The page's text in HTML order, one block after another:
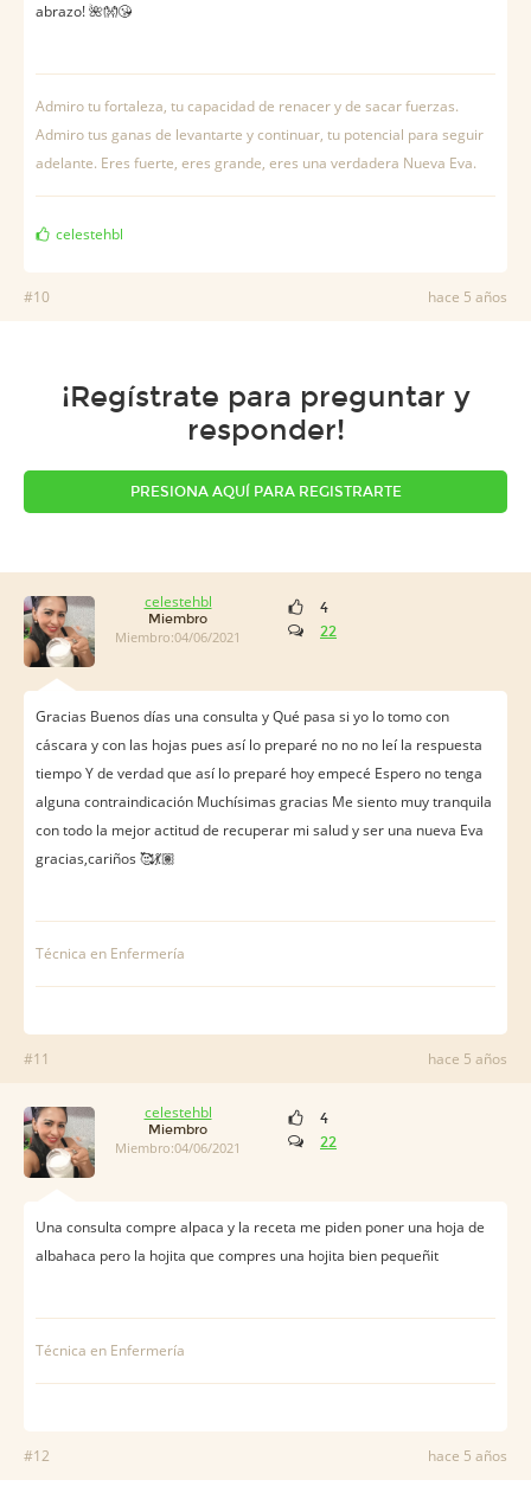
abrazo! 🌺👐😘
Admiro tu fortaleza, tu capacidad de renacer y de sacar fuerzas.
Admiro tus ganas de levantarte y continuar, tu potencial para seguir
adelante. Eres fuerte, eres grande, eres una verdadera Nueva Eva.
celestehbl
#10 hace 5 años
¡Regístrate para preguntar y
responder!
PRESIONA AQUÍ PARA REGISTRARTE
celestehbl
Miembro
Miembro:04/06/2021
4
22
Gracias Buenos días una consulta y Qué pasa si yo lo tomo con
cáscara y con las hojas pues así lo preparé no no no leí la respuesta
tiempo Y de verdad que así lo preparé hoy empecé Espero no tenga
alguna contraindicación Muchísimas gracias Me siento muy tranquila
con todo la mejor actitud de recuperar mi salud y ser una nueva Eva
gracias,cariños 🥰💃🏽
Técnica en Enfermería
#11 hace 5 años
celestehbl
Miembro
Miembro:04/06/2021
4
22
Una consulta compre alpaca y la receta me piden poner una hoja de
albahaca pero la hojita que compres una hojita bien pequeñit
Técnica en Enfermería
#12 hace 5 años